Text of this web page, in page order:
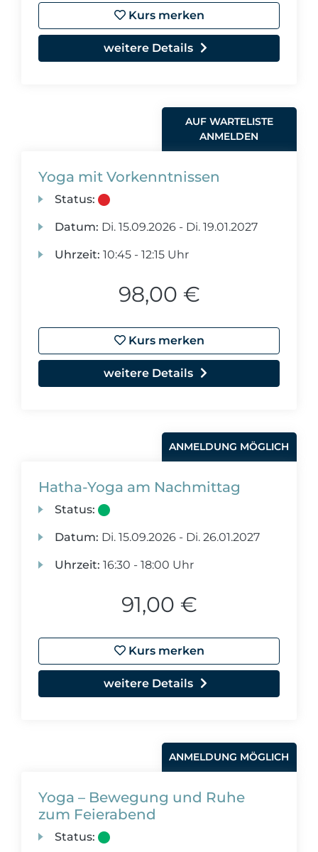
Kurs merken
weitere Details
AUF WARTELISTE
ANMELDEN
Yoga mit Vorkenntnissen
Status:
Datum: Di. 15.09.2026 - Di. 19.01.2027
Uhrzeit: 10:45 - 12:15 Uhr
98,00 €
Kurs merken
weitere Details
ANMELDUNG MÖGLICH
Hatha-Yoga am Nachmittag
Status:
Datum: Di. 15.09.2026 - Di. 26.01.2027
Uhrzeit: 16:30 - 18:00 Uhr
91,00 €
Kurs merken
weitere Details
ANMELDUNG MÖGLICH
Yoga – Bewegung und Ruhe
zum Feierabend
Status: